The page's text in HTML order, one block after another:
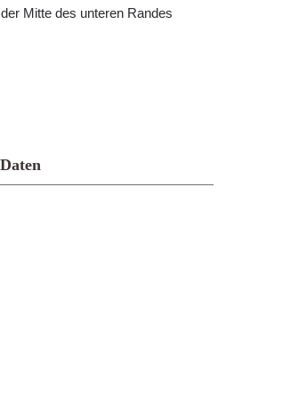
Mitte des unteren Randes